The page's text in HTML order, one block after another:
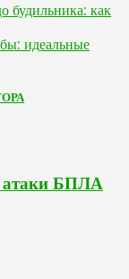
будильника: как
идеальные
атаки БПЛА